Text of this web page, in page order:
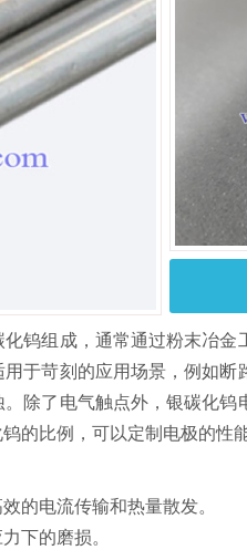
钨组成，通常通过粉末冶金
于苛刻的应用场景，例如断
除了电气触点外，银碳化
的比例，可以定制电极的性
的电流传输和热量散发。
下的磨损。